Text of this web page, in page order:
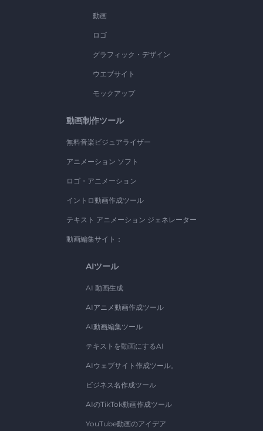
動画
ロゴ
グラフィック・デザイン
ウエブサイト
モックアップ
動画制作ツール
無料音楽ビジュアライザー
アニメーション ソフト
ロゴ・アニメーション
イントロ動画作成ツール
テキスト アニメーション ジェネレーター
動画編集サイト：
AIツール
AI 動画生成
AIアニメ動画作成ツール
AI動画編集ツール
テキストを動画にするAI
AIウェブサイト作成ツール。
ビジネス名作成ツール
AIのTikTok動画作成ツール
YouTube動画のアイデア